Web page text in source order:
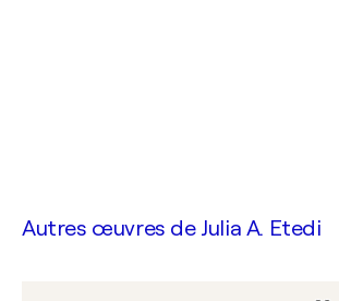
Autres œuvres de Julia A. Etedi